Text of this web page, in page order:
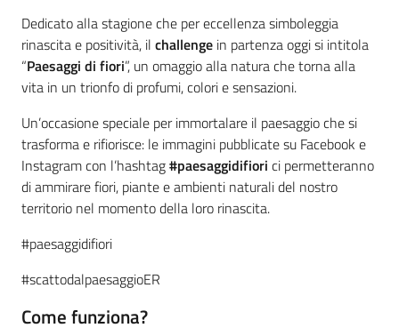
Territorio
Argomenti
Novità
Servizi
Leggi Atti Bandi
Dedicato alla stagione che per eccellenza simboleggia
rinascita e positività, il challenge in partenza oggi si intitola
“Paesaggi di fiori”, un omaggio alla natura che torna alla
vita in un trionfo di profumi, colori e sensazioni.
Un’occasione speciale per immortalare il paesaggio che si
trasforma e rifiorisce: le immagini pubblicate su Facebook e
Instagram con l’hashtag#paesaggidifiori ci permetteranno
di ammirare fiori, piante e ambienti naturali del nostro
territorio nel momento della loro rinascita.
#paesaggidifiori
#scattodalpaesaggioER
Come funziona?